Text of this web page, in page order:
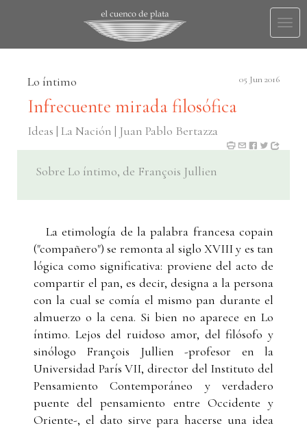
Lo íntimo 05 Jun 2016
Infrecuente mirada filosófica
Ideas | La Nación | Juan Pablo Bertazza
Sobre Lo íntimo, de François Jullien
La etimología de la palabra francesa copain
("compañero") se remonta al siglo XVIII y es tan
lógica como significativa: proviene del acto de
compartir el pan, es decir, designa a la persona
con la cual se comía el mismo pan durante el
almuerzo o la cena. Si bien no aparece en Lo
íntimo. Lejos del ruidoso amor, del filósofo y
sinólogo François Jullien -profesor en la
Universidad París VII, director del Instituto del
Pensamiento Contemporáneo y verdadero
puente del pensamiento entre Occidente y
Oriente-, el dato sirve para hacerse una idea